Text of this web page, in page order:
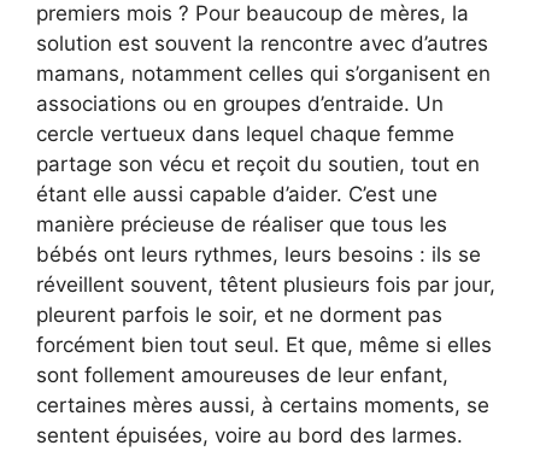
premiers mois ? Pour beaucoup de mères, la
solution est souvent la rencontre avec d’autres
mamans, notamment celles qui s’organisent en
associations ou en groupes d’entraide. Un
cercle vertueux dans lequel chaque femme
partage son vécu et reçoit du soutien, tout en
étant elle aussi capable d’aider. C’est une
manière précieuse de réaliser que tous les
bébés ont leurs rythmes, leurs besoins : ils se
réveillent souvent, têtent plusieurs fois par jour,
pleurent parfois le soir, et ne dorment pas
forcément bien tout seul. Et que, même si elles
sont follement amoureuses de leur enfant,
certaines mères aussi, à certains moments, se
sentent épuisées, voire au bord des larmes.